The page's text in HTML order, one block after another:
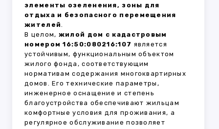
элементы озеленения, зоны для
отдыха и безопасного перемещения
жителей.
В целом, жилой дом с кадастровым
номером 16:50:080216:107 является
устойчивым, функциональным объектом
жилого фонда, соответствующим
нормативам содержания многоквартирных
домов. Его технические параметры,
инженерное оснащение и степень
благоустройства обеспечивают жильцам
комфортные условия для проживания, а
регулярное обслуживание позволяет